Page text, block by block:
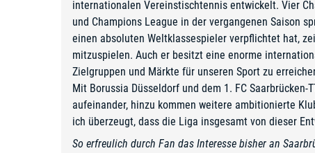
internationalen Vereinstischtennis entwickelt. Vier
und Champions League in der vergangenen Saison
einen absoluten Weltklassespieler verpflichtet hat,
mitzuspielen. Auch er besitzt eine enorme
Zielgruppen und Märkte für unseren Sport zu
Mit Borussia Düsseldorf und dem 1. FC
aufeinander, hinzu kommen weitere ambitionierte
ich überzeugt, dass die Liga insgesamt von dieser
So erfreulich durch Fan das Interesse bisher an